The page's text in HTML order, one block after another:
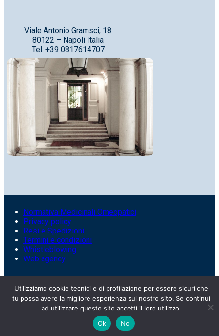
Viale Antonio Gramsci, 18
80122 – Napoli Italia
Tel. +39 0817614707
Normativa Medicinali Omeopatici
Privacy policy
Resi e Spedizioni
Termini e condizioni
Whistleblowing
Web agency
Utilizziamo cookie tecnici e di profilazione per essere sicuri che
tu possa avere la migliore esperienza sul nostro sito. Se continui
ad utilizzare questo sito accetti il loro utilizzo.
Ok
No